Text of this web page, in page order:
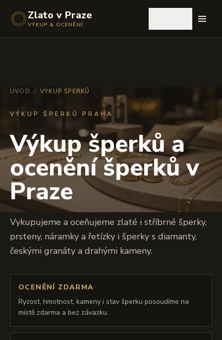
Zlato v Praze
VÝKUP & OCENĚNÍ
ÚVOD / VÝKUP ŠPERKŮ
VÝKUP ŠPERKŮ PRAHA
Výkup šperků a
ocenění šperků v
Praze
Vykupujeme a oceňujeme zlaté i stříbrné šperky,
prsteny, náramky a řetízky i šperky s diamanty,
českými granáty a drahými kameny.
OCENĚNÍ ZDARMA
Ryzost, hmotnost, kameny i stav šperku posoudíme na
místě zdarma a bez závazku.